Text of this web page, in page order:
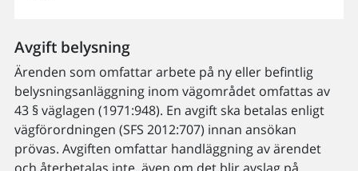
Avgift belysning
Ärenden som omfattar arbete på ny eller befintlig
belysningsanläggning inom vägområdet omfattas av
43 § väglagen (1971:948). En avgift ska betalas enligt
vägförordningen (SFS 2012:707) innan ansökan
prövas. Avgiften omfattar handläggning av ärendet